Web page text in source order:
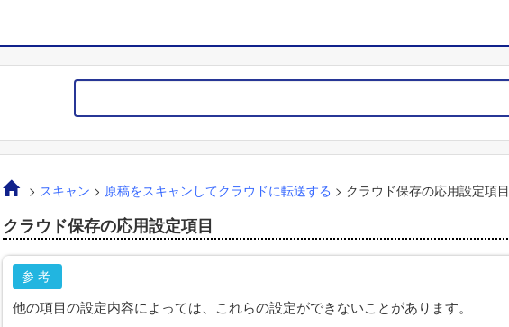
> スキャン > 原稿をスキャンしてクラウドに転送する > クラウド保存の応用設定項目
クラウド保存の応用設定項目
参考
他の項目の設定内容によっては、これらの設定ができないことがあります。